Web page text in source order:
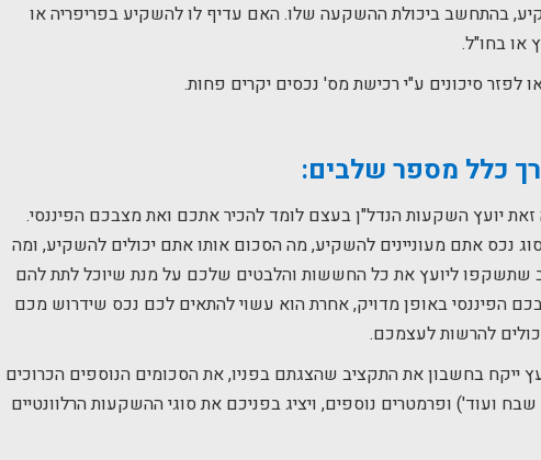
בהתחשב ביכולת ההשקעה שלו. האם עדיף לו להשקיע בפריפריה או
או בחו"ל.
סיכונים ע"י רכישת מס' נכסים יקרים פחות.
כלל מספר שלבים:
יועץ השקעות הנדל"ן בעצם לומד להכיר אתכם ואת מצבכם הפיננסי.
נכס אתם מעוניינים להשקיע, מה הסכום אותו אתם יכולים להשקיע, ומה
שתשקפו ליועץ את כל החששות והלבטים שלכם על מנת שיוכל לתת להם
הפיננסי באופן מדויק, אחרת הוא עשוי להתאים לכם נכס שידרוש מכם
להרשות לעצמכם.
ייקח בחשבון את התקציב שהצגתם בפניו, את הסכומים הנוספים הכרוכים
ועוד') ופרמטרים נוספים, ויציג בפניכם את סוגי ההשקעות הרלוונטיים